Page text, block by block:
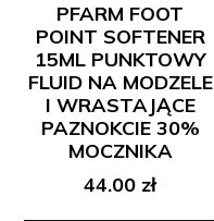
PFARM FOOT
POINT SOFTENER
15ML PUNKTOWY
FLUID NA MODZELE
I WRASTAJĄCE
PAZNOKCIE 30%
MOCZNIKA
44.00 zł